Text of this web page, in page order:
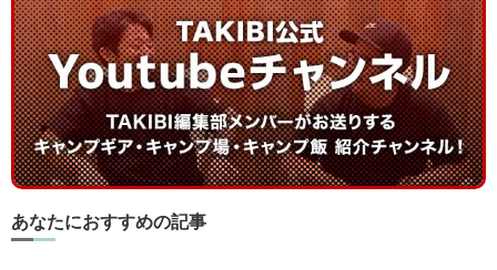
あなたにおすすめの記事